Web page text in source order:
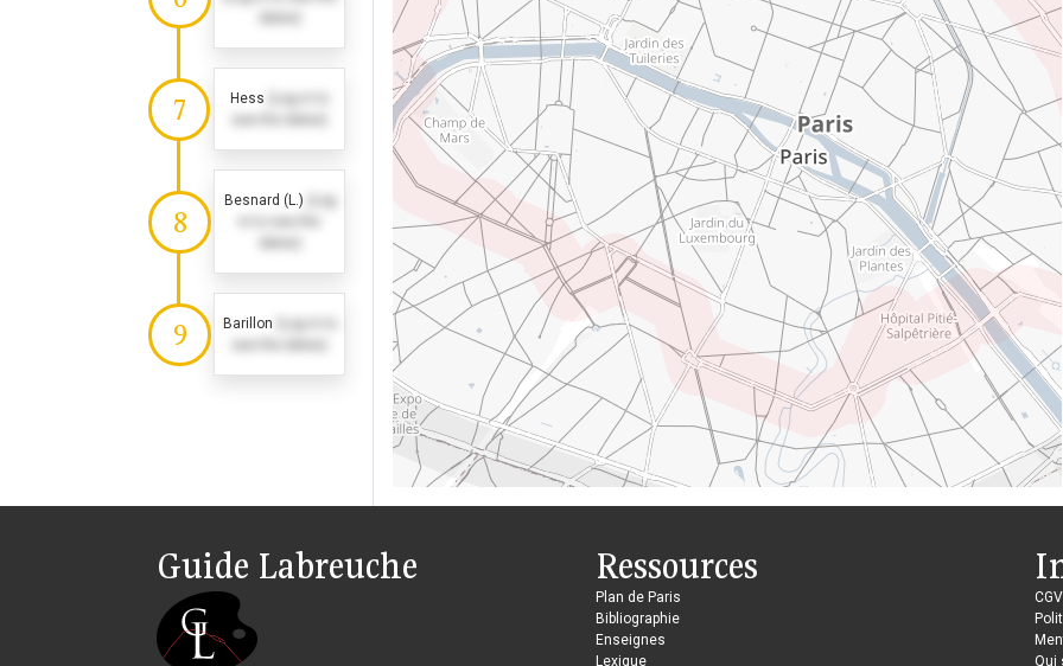
7 Hess
8
Besnard (L.)
9 Barillon
Guide Labreuche Ressources
Plan de Paris
Bibliographie
Enseignes
Lexique
Qui